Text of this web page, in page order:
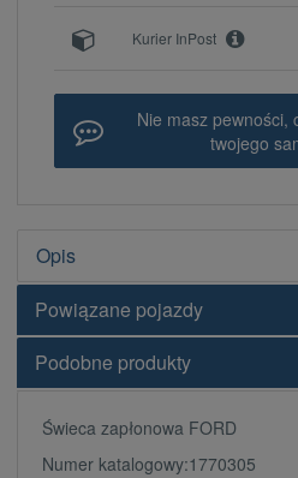
Kurier InPost
Nie masz pewności,
twojego
Opis
Powiązane pojazdy
Podobne produkty
Świeca zapłonowa FORD
Numer katalogowy:1770305